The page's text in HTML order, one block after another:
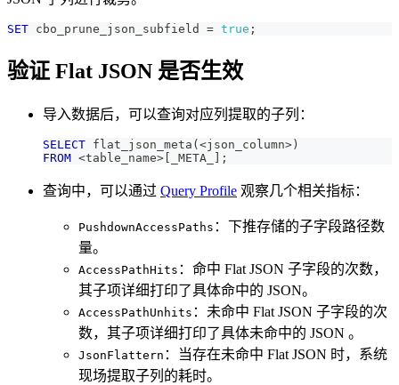
SET cbo_prune_json_subfield = true ;
验证 Flat JSON 是否生效
导入数据后，可以查询对应列提取的子列：
SELECT flat_json_meta ( <json_column> )
FROM <table_name> _META_ ;
查询中，可以通过 Query Profile 观察几个相关指标：
PushdownAccessPaths ：下推存储的子字段路径数
量。
AccessPathHits ：命中 Flat JSON 子字段的次数，
其子项详细打印了具体命中的 JSON。
AccessPathUnhits ：未命中 Flat JSON 子字段的次
数，其子项详细打印了具体未命中的 JSON 。
JsonFlattern ：当存在未命中 Flat JSON 时，系统
现场提取子列的耗时。